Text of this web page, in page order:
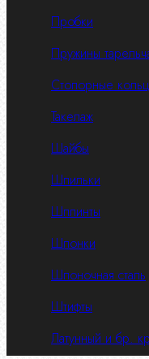
Пробки
Пружины
Стопорные
Такелаж
Шайбы
Шпильки
Шплинты
Шпонки
Шпоночная сталь
Штифты
Латунный и бр.